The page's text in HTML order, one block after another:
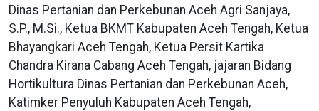
Dinas Pertanian dan Perkebunan Aceh Agri Sanjaya,
S.P., M.Si., Ketua BKMT Kabupaten Aceh Tengah, Ketua
Bhayangkari Aceh Tengah, Ketua Persit Kartika
Chandra Kirana Cabang Aceh Tengah, jajaran Bidang
Hortikultura Dinas Pertanian dan Perkebunan Aceh,
Katimker Penyuluh Kabupaten Aceh Tengah,